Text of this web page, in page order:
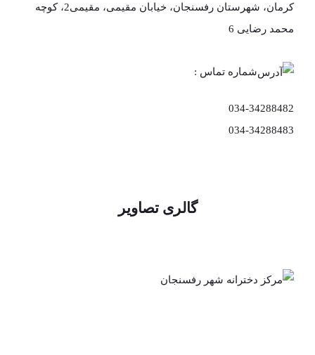
کرمان، شهرستان رفسنجان، خیابان مقیمی، مقیمی2، کوچه
محمد رضایی 6
شماره تماس :
034-34288482
034-34288483
گالری تصاویر